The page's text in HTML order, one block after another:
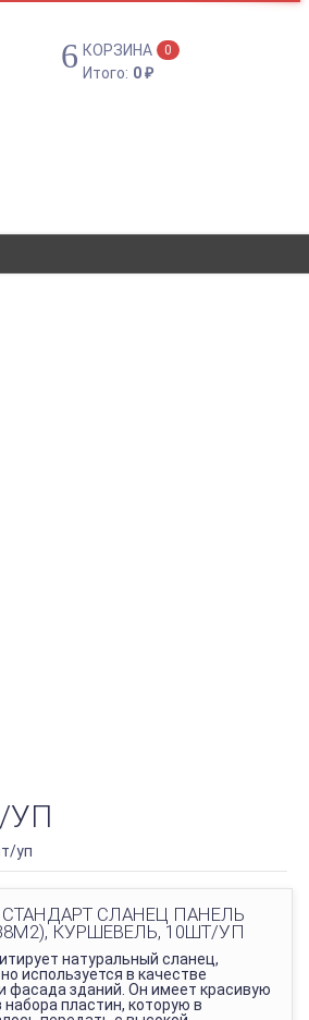
КОРЗИНА 0
Итого: 0₽
УП
уп
СТАНДАРТ СЛАНЕЦ ПАНЕЛЬ
КУРШЕВЕЛЬ, 10ШТ/УП
натуральный сланец,
используется в качестве
фасада зданий. Он имеет красивую
набора пластин, которую в